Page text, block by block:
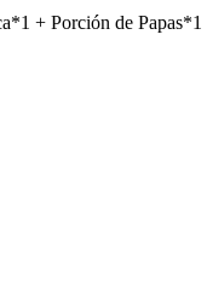
+ Porción de Papas*1